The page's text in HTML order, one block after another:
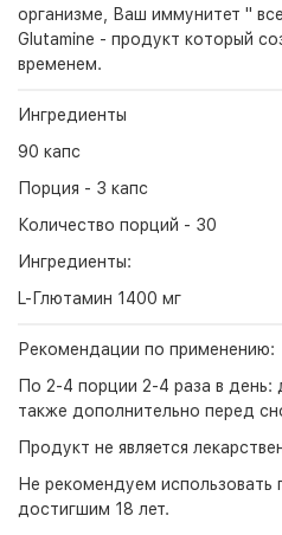
организме, Ваш иммунитет "
Glutamine - продукт который
временем.
Ингредиенты
90 капс
Порция - 3 капс
Количество порций - 30
Ингредиенты:
L-Глютамин 1400 мг
Рекомендации по применению:
По 2-4 порции 2-4 раза в день:
также дополнительно перед
Продукт не является
Не рекомендуем
достигшим 18 лет.